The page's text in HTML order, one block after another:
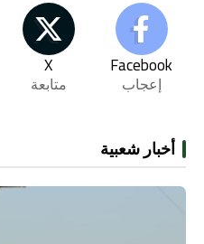
Facebook
إعجاب
X
متابعة
أخبار شعبية